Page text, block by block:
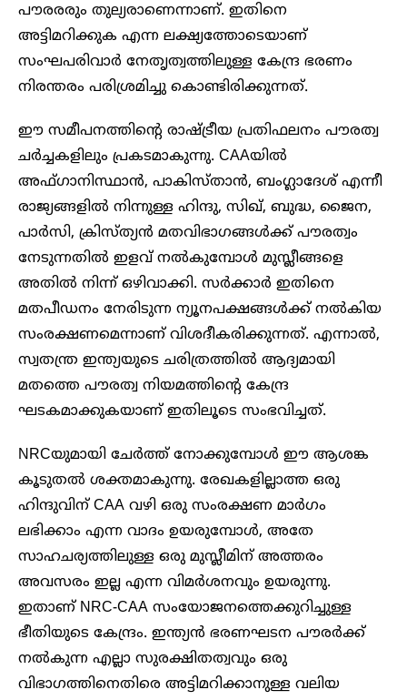
പൗരരരും തുല്യരാണെന്നാണ്. ഇതിനെ
അട്ടിമറിക്കുക എന്ന ലക്ഷ്യത്തോടെയാണ്
സംഘപരിവാർ നേതൃത്വത്തിലുള്ള കേന്ദ്ര ഭരണം
നിരന്തരം പരിശ്രമിച്ചു കൊണ്ടിരിക്കുന്നത്.
ഈ സമീപനത്തിന്റെ രാഷ്ട്രീയ പ്രതിഫലനം പൗരത്വ
ചർച്ചകളിലും പ്രകടമാകുന്നു. CAAയിൽ
അഫ്ഗാനിസ്ഥാൻ, പാകിസ്താൻ, ബംഗ്ലാദേശ് എന്നീ
രാജ്യങ്ങളിൽ നിന്നുള്ള ഹിന്ദു, സിഖ്, ബുദ്ധ, ജൈന,
പാർസി, ക്രിസ്ത്യൻ മതവിഭാഗങ്ങൾക്ക് പൗരത്വം
നേടുന്നതിൽ ഇളവ് നൽകുമ്പോൾ മുസ്ലീങ്ങളെ
അതിൽ നിന്ന് ഒഴിവാക്കി. സർക്കാർ ഇതിനെ
മതപീഡനം നേരിടുന്ന ന്യൂനപക്ഷങ്ങൾക്ക് നൽകിയ
സംരക്ഷണമെന്നാണ് വിശദീകരിക്കുന്നത്. എന്നാൽ,
സ്വതന്ത്ര ഇന്ത്യയുടെ ചരിത്രത്തിൽ ആദ്യമായി
മതത്തെ പൗരത്വ നിയമത്തിന്റെ കേന്ദ്ര
ഘടകമാക്കുകയാണ് ഇതിലൂടെ സംഭവിച്ചത്.
NRCയുമായി ചേർത്ത് നോക്കുമ്പോൾ ഈ ആശങ്ക
കൂടുതൽ ശക്തമാകുന്നു. രേഖകളില്ലാത്ത ഒരു
ഹിന്ദുവിന് CAA വഴി ഒരു സംരക്ഷണ മാർഗം
ലഭിക്കാം എന്ന വാദം ഉയരുമ്പോൾ, അതേ
സാഹചര്യത്തിലുള്ള ഒരു മുസ്ലീമിന് അത്തരം
അവസരം ഇല്ല എന്ന വിമർശനവും ഉയരുന്നു.
ഇതാണ് NRC-CAA സംയോജനത്തെക്കുറിച്ചുള്ള
ഭീതിയുടെ കേന്ദ്രം. ഇന്ത്യൻ ഭരണഘടന പൗരർക്ക്
നൽകുന്ന എല്ലാ സുരക്ഷിതത്വവും ഒരു
വിഭാഗത്തിനെതിരെ അട്ടിമറിക്കാനുള്ള വലിയ